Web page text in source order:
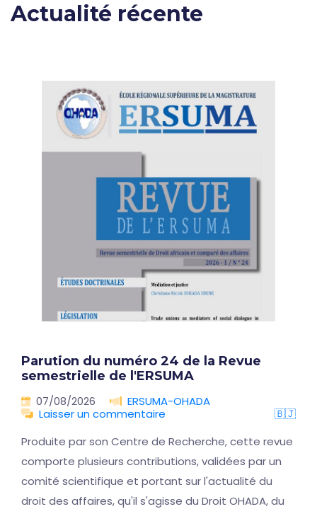
Actualité récente
Parution du numéro 24 de la Revue
semestrielle de l'ERSUMA
07/08/2026
ERSUMA-OHADA
Laisser un commentaire
🇧🇯
Produite par son Centre de Recherche, cette revue
comporte plusieurs contributions, validées par un
comité scientifique et portant sur l'actualité du
droit des affaires, qu'il s'agisse du Droit OHADA, du